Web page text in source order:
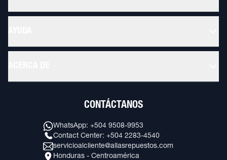
CONTÁCTANOS
WhatsApp: +504 9508-9953
Contact Center: +504 2283-4540
servicioalcliente@allasrepuestos.com
Honduras - Centroamérica